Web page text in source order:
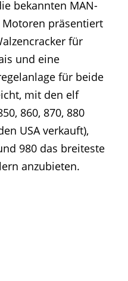
bekannten MAN-
präsentiert
für
und eine
für beide
mit den elf
860, 870, 880
USA verkauft),
980 das breiteste
anzubieten.